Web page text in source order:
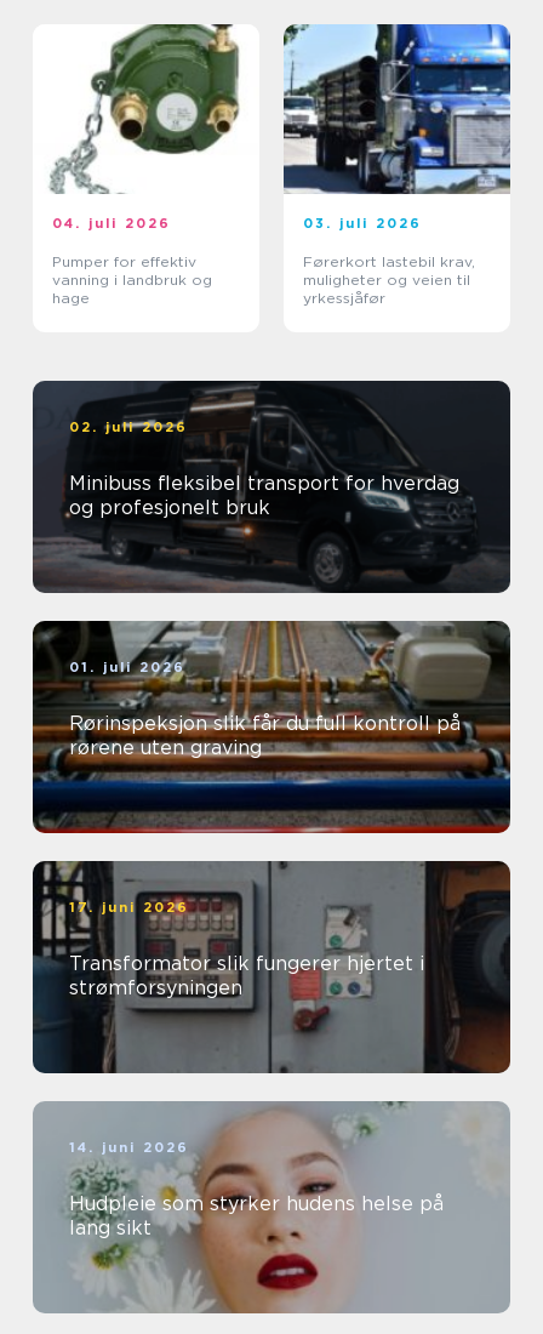
04. juli 2026
Pumper for effektiv
vanning i landbruk og
hage
03. juli 2026
Førerkort lastebil krav,
muligheter og veien til
yrkessjåfør
02. juli 2026
Minibuss fleksibel transport for hverdag
og profesjonelt bruk
01. juli 2026
Rørinspeksjon slik får du full kontroll på
rørene uten graving
17. juni 2026
Transformator slik fungerer hjertet i
strømforsyningen
14. juni 2026
Hudpleie som styrker hudens helse på
lang sikt